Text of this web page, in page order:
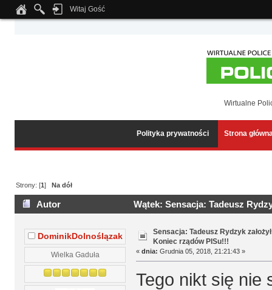
Notice: Undefined index: tapatalk_body_hook in
Witaj Gość
Wirtualne
Polityka prywatności Strona
Strony: [1]Na dół
Autor
Wątek: Sensacja: Tadeusz
DominikDolnoślązak
Wielka Gaduła
Sensacja: Tadeusz Rydzyk
Koniec rządów PISu!!!
« dnia: Grudnia 05, 2018, 21:21:43 »
Tego nikt się nie